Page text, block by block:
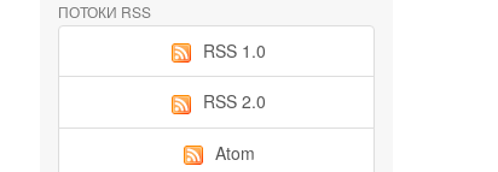
ПОТОКИ RSS
RSS 1.0
RSS 2.0
Atom